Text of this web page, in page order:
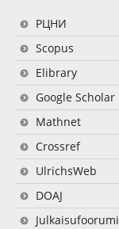
РЦНИ
Scopus
Elibrary
Google Scholar
Mathnet
Crossref
UlrichsWeb
DOAJ
Julkaisufoorumi